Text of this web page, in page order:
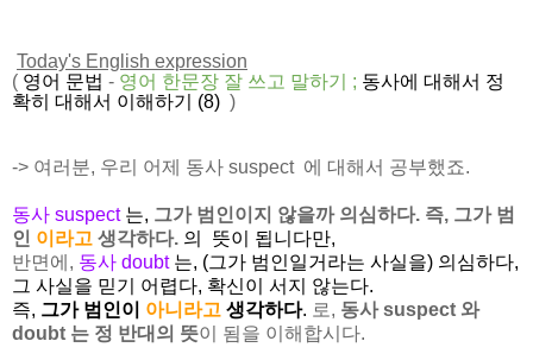
Today's English expression
( 영어 문법 - 영어 한문장 잘 쓰고 말하기 ; 동사에 대해서 정
확히 대해서 이해하기 (8) )
-> 여러분, 우리 어제 동사 suspect 에 대해서 공부했죠.
동사 suspect 는, 그가 범인이지 않을까 의심하다. 즉, 그가 범
인 이라고 생각하다. 의 뜻이 됩니다만,
반면에, 동사 doubt 는, (그가 범인일거라는 사실을) 의심하다,
그 사실을 믿기 어렵다, 확신이 서지 않는다.
즉, 그가 범인이 아니라고 생각하다. 로, 동사 suspect 와
doubt 는 정 반대의 뜻이 됨을 이해합시다.